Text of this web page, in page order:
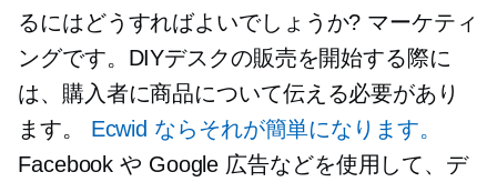
るにはどうすればよいでしょうか? マーケティ
ングです。DIYデスクの販売を開始する際に
は、購入者に商品について伝える必要があり
ます。 Ecwid ならそれが簡単になります。
Facebook や Google 広告などを使用して、デ